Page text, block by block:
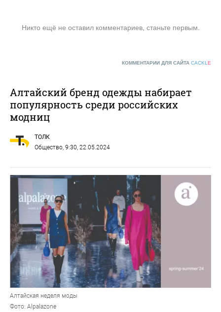
Никто ещё не оставил комментариев, станьте первым.
КОММЕНТАРИИ ДЛЯ САЙТА CACKL E
Алтайский бренд одежды набирает
популярность среди российских
модниц
ТОЛК
Общество , 9:30, 22.05.2024
Алтайская неделя моды
Фото: Alpalazone